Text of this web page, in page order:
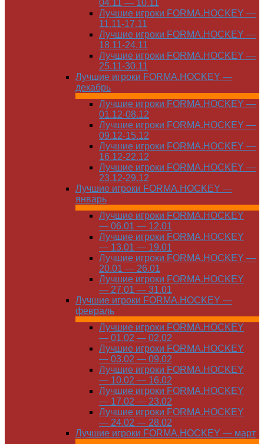
04.11 — 10.11
Лучшие игроки FORMA.HOCKEY —
11.11-17.11
Лучшие игроки FORMA.HOCKEY —
18.11-24.11
Лучшие игроки FORMA.HOCKEY —
25.11-30.11
Лучшие игроки FORMA.HOCKEY —
декабрь
Лучшие игроки FORMA.HOCKEY —
01.12-08.12
Лучшие игроки FORMA.HOCKEY —
09.12-15.12
Лучшие игроки FORMA.HOCKEY —
16.12-22.12
Лучшие игроки FORMA.HOCKEY —
23.12-29.12
Лучшие игроки FORMA.HOCKEY —
январь
Лучшие игроки FORMA.HOCKEY
— 06.01 — 12.01
Лучшие игроки FORMA.HOCKEY
— 13.01 — 19.01
Лучшие игроки FORMA.HOCKEY —
20.01 — 26.01
Лучшие игроки FORMA.HOCKEY
— 27.01 — 31.01
Лучшие игроки FORMA.HOCKEY —
февраль
Лучшие игроки FORMA.HOCKEY
— 01.02 — 02.02
Лучшие игроки FORMA.HOCKEY
— 03.02 — 09.02
Лучшие игроки FORMA.HOCKEY
— 10.02 — 16.02
Лучшие игроки FORMA.HOCKEY
— 17.02 — 23.02
Лучшие игроки FORMA.HOCKEY
— 24.02 — 28.02
Лучшие игроки FORMA.HOCKEY — март